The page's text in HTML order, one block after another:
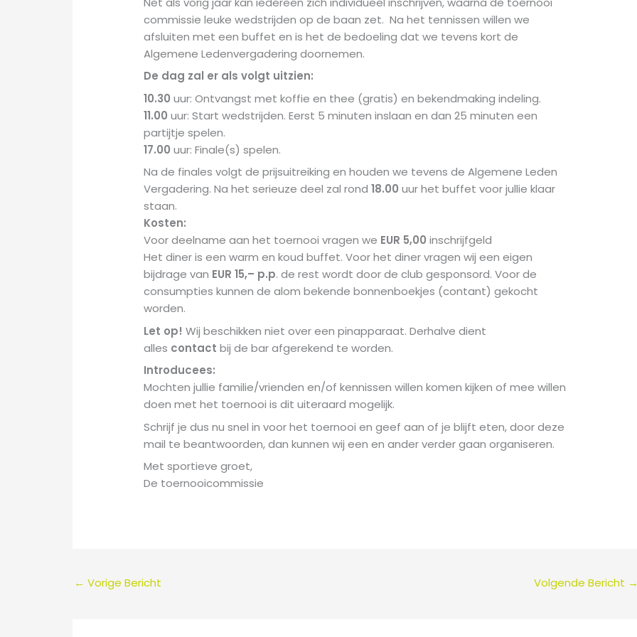
commissie leuke wedstrijden op de baan zet. Na het tennissen willen we
afsluiten met een buffet en is het de bedoeling dat we tevens kort de
Algemene Ledenvergadering doornemen.
De dag zal er als volgt uitzien:
10.30 uur: Ontvangst met koffie en thee (gratis) en bekendmaking indeling.
11.00 uur: Start wedstrijden. Eerst 5 minuten inslaan en dan 25 minuten een
partijtje spelen.
17.00 uur: Finale(s) spelen.
Na de finales volgt de prijsuitreiking en houden we tevens de Algemene Leden
Vergadering. Na het serieuze deel zal rond18.00 uur het buffet voor jullie klaar
staan.
Kosten:
Voor deelname aan het toernooi vragen we EUR 5,00 inschrijfgeld
Het diner is een warm en koud buffet. Voor het diner vragen wij een eigen
bijdrage van EUR 15,– p.p. de rest wordt door de club gesponsord. Voor de
consumpties kunnen de alom bekende bonnenboekjes (contant) gekocht
worden.
Let op!Wij beschikken niet over een pinapparaat. Derhalve dient
alles contact bij de bar afgerekend te worden.
Introducees:
Mochten jullie familie/vrienden en/of kennissen willen komen kijken of mee willen
doen met het toernooi is dit uiteraard mogelijk.
Schrijf je dus nu snel in voor het toernooi en geef aan of je blijft eten, door deze
mail te beantwoorden, dan kunnen wij een en ander verder gaan organiseren.
Met sportieve groet,
De toernooicommissie
← Vorige Bericht Volgende Bericht